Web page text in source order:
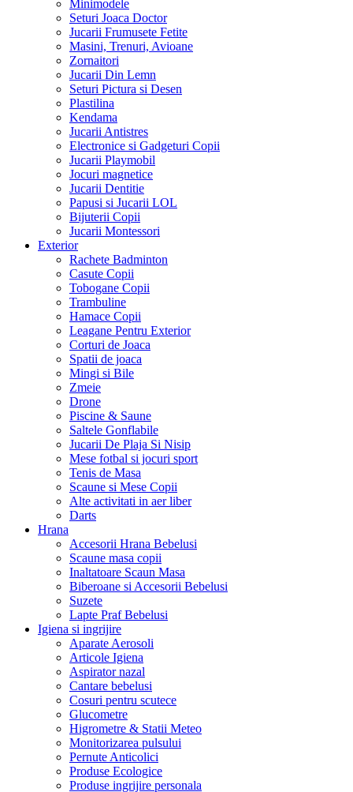
Minimodele
Seturi Joaca Doctor
Jucarii Frumusete Fetite
Masini, Trenuri, Avioane
Zornaitori
Jucarii Din Lemn
Seturi Pictura si Desen
Plastilina
Kendama
Jucarii Antistres
Electronice si Gadgeturi Copii
Jucarii Playmobil
Jocuri magnetice
Jucarii Dentitie
Papusi si Jucarii LOL
Bijuterii Copii
Jucarii Montessori
Exterior
Rachete Badminton
Casute Copii
Tobogane Copii
Trambuline
Hamace Copii
Leagane Pentru Exterior
Corturi de Joaca
Spatii de joaca
Mingi si Bile
Zmeie
Drone
Piscine & Saune
Saltele Gonflabile
Jucarii De Plaja Si Nisip
Mese fotbal si jocuri sport
Tenis de Masa
Scaune si Mese Copii
Alte activitati in aer liber
Darts
Hrana
Accesorii Hrana Bebelusi
Scaune masa copii
Inaltatoare Scaun Masa
Biberoane si Accesorii Bebelusi
Suzete
Lapte Praf Bebelusi
Igiena si ingrijire
Aparate Aerosoli
Articole Igiena
Aspirator nazal
Cantare bebelusi
Cosuri pentru scutece
Glucometre
Higrometre & Statii Meteo
Monitorizarea pulsului
Pernute Anticolici
Produse Ecologice
Produse ingrijire personala